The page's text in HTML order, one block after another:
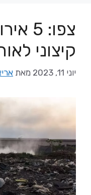
צפו:
קיצוני
יוני 11, 2023 מאת